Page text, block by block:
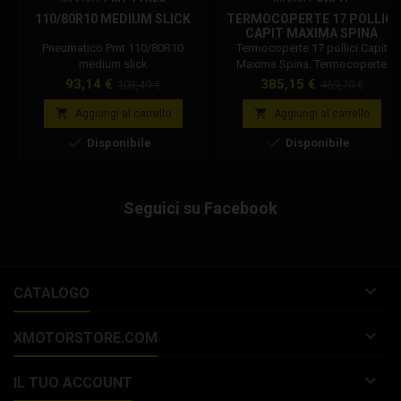
110/80R10 MEDIUM SLICK
Pneumatico Pmt 110/80R10
medium slick
Prezzo
93,14 €
base
 Aggiungi al carrello
 Disponibile
TERMOCOPERTE 17 POLLICI
CAPIT MAXIMA SPINA
Termocoperte 17 pollici Capit
Maxima Spina. Termocoperte
moto, termocoperte motard.
termostato). La temperatura
raggiunta è 95°C -203°F. Le spine
disponibili sono: -tipo europeo
(USA/JPN - 100/110 Volt) -
Prezzo
385,15 €
base
 Aggiungi al carrello
 Disponibile
Seguici su Facebook
CATALOGO 
XMOTORSTORE.COM 
IL TUO ACCOUNT 